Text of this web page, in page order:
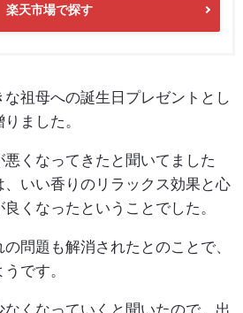
楽天市場で探す
祖母への誕生日プレゼントとし
ました。
くなってきたと聞いてました
いい香りのリラックス効果と心
くなったということでした。
問題も解消されたとのことで、
です。
くなっていくと聞いたので、出